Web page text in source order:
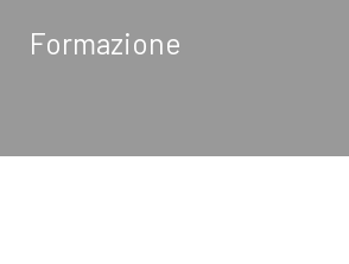
Formazione